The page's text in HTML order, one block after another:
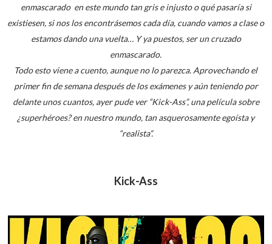
enmascarado en este mundo tan gris e injusto o qué pasaría si
existiesen, si nos los encontrásemos cada día, cuando vamos a clase o
estamos dando una vuelta… Y ya puestos, ser un cruzado
enmascarado.
Todo esto viene a cuento, aunque no lo parezca. Aprovechando el
primer fin de semana después de los exámenes y aún teniendo por
delante unos cuantos, ayer pude ver “Kick-Ass”, una película sobre
¿superhéroes? en nuestro mundo, tan asquerosamente egoísta y
“realista”.
Kick-Ass